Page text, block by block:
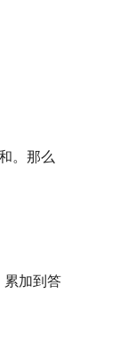
。那么
)
累加到答